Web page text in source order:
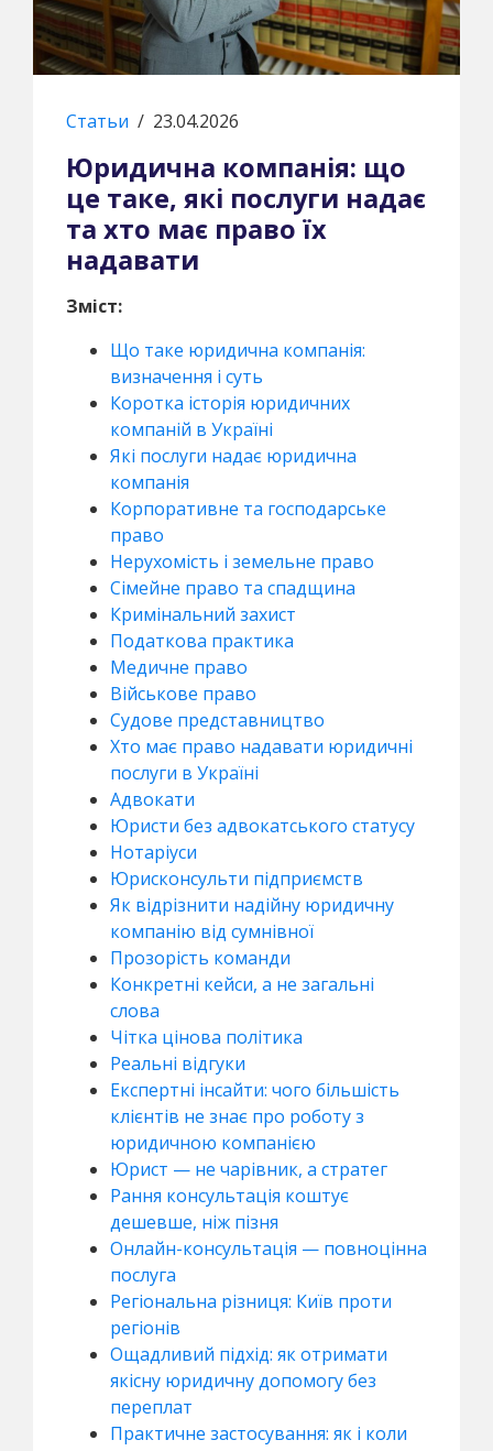
Статьи / 23.04.2026
Юридична компанія: що
це таке, які послуги надає
та хто має право їх
надавати
Зміст:
Що таке юридична компанія:
визначення і суть
Коротка історія юридичних
компаній в Україні
Які послуги надає юридична
компанія
Корпоративне та господарське
право
Нерухомість і земельне право
Сімейне право та спадщина
Кримінальний захист
Податкова практика
Медичне право
Військове право
Судове представництво
Хто має право надавати юридичні
послуги в Україні
Адвокати
Юристи без адвокатського статусу
Нотаріуси
Юрисконсульти підприємств
Як відрізнити надійну юридичну
компанію від сумнівної
Прозорість команди
Конкретні кейси, а не загальні
слова
Чітка цінова політика
Реальні відгуки
Експертні інсайти: чого більшість
клієнтів не знає про роботу з
юридичною компанією
Юрист — не чарівник, а стратег
Рання консультація коштує
дешевше, ніж пізня
Онлайн-консультація — повноцінна
послуга
Регіональна різниця: Київ проти
регіонів
Ощадливий підхід: як отримати
якісну юридичну допомогу без
переплат
Практичне застосування: як і коли